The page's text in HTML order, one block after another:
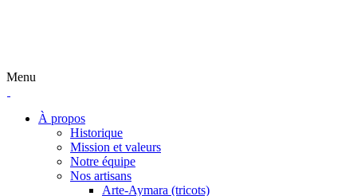
Menu
À propos
Historique
Mission et valeurs
Notre équipe
Nos artisans
Arte-Aymara (tricots)